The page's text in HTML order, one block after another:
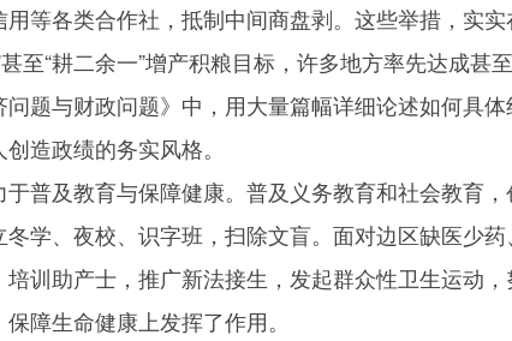
等各类合作社，抵制中间商盘剥。这些举措，实
至“耕二余一”增产积粮目标，许多地方率先达成
题与财政问题》中，用大量篇幅详细论述如何具
造政绩的务实风格。
普及教育与保障健康。普及义务教育和社会教育
学、夜校、识字班，扫除文盲。面对边区缺医少
训助产士，推广新法接生，发起群众性卫生运动
障生命健康上发挥了作用。